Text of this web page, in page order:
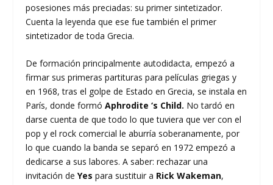
posesiones más preciadas: su primer sintetizador.
Cuenta la leyenda que ese fue también el primer
sintetizador de toda Grecia.
De formación principalmente autodidacta, empezó a
firmar sus primeras partituras para películas griegas y
en 1968, tras el golpe de Estado en Grecia, se instala en
París, donde formóAphrodite ‘s Child. No tardó en
darse cuenta de que todo lo que tuviera que ver con el
pop y el rock comercial le aburría soberanamente, por
lo que cuando la banda se separó en 1972 empezó a
dedicarse a sus labores. A saber: rechazar una
invitación deYes para sustituir a Rick Wakeman,